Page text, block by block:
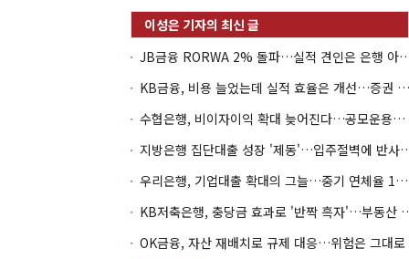
JB금융 RORWA 2% 돌파…실
KB금융, 비용 늘었는데 실적 효율은 개선…증권 호황 효과
수협은행, 비이자이익 확대 늦어진다…공모운용사 인가 연말로
지방은행 집단대출 성장 '
우리은행, 기업대출 확대의 그늘…중기 연체율 10년 만에 최고
KB저축은행, 충당금
OK금융, 자산 재배치로 규제 대응…위험은 그대로